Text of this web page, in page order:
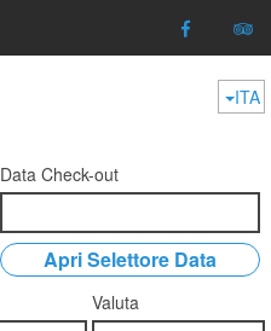
ITA
Data Check-out
Apri Selettore Data
Valuta